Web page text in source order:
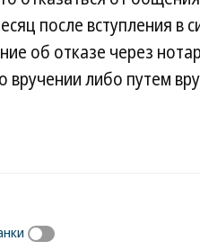
после вступления в
об отказе через
либо путем